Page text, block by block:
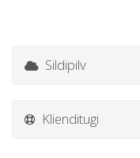
Sildipilv
Klienditugi